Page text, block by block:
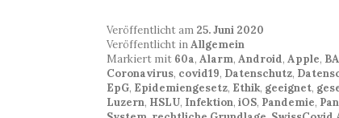
Veröffentlicht am 25. Juni 2020
Veröffentlicht inAllgemein
Markiert mit 60a, Alarm, Android, Apple,
Coronavirus, covid19, Datenschutz,
EpG, Epidemiengesetz, Ethik, geeignet,
Luzern, HSLU, Infektion, iOS, Pandemie,